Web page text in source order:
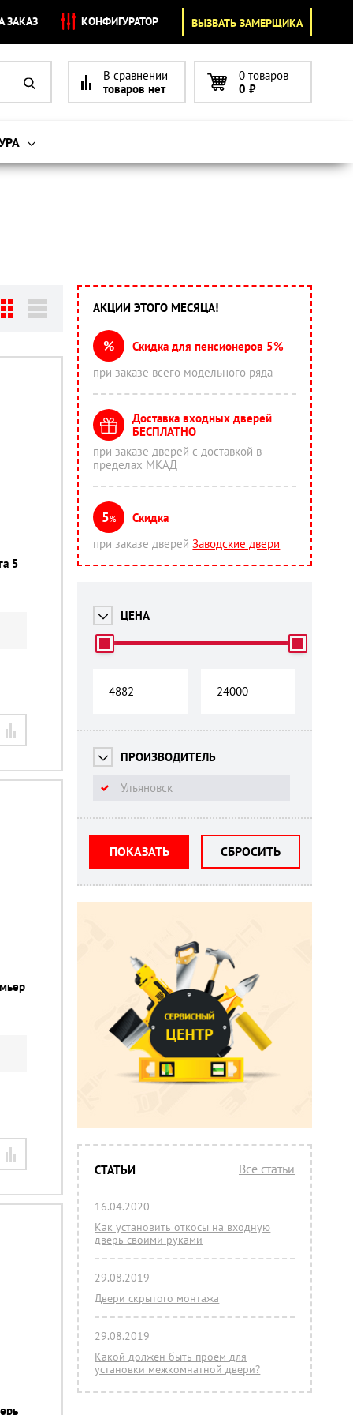
ЗАКАЗ КОНФИГУРАТОР ВЫЗВАТЬ ЗАМЕРЩИКА
В сравнении
товаров нет
0 товаров
0 ₽
5
АКЦИИ ЭТОГО МЕСЯЦА!
%
Скидка для пенсионеров 5%
при заказе всего модельного ряда
Доставка входных дверей
БЕСПЛАТНО
при заказе дверей с доставкой в
пределах МКАД
5%
Скидка
при заказе дверейЗаводские двери
ЦЕНА
ПРОИЗВОДИТЕЛЬ
Ульяновск
ПОКАЗАТЬ СБРОСИТЬ
СТАТЬИ Все статьи
16.04.2020
Как установить откосы на входную
дверь своими руками
29.08.2019
Двери скрытого монтажа
29.08.2019
Какой должен быть проем для
установки межкомнатной двери?